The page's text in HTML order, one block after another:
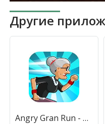
Другие
Angry Gran Run - Running Game